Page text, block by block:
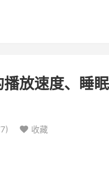
放速度、睡
)  收藏